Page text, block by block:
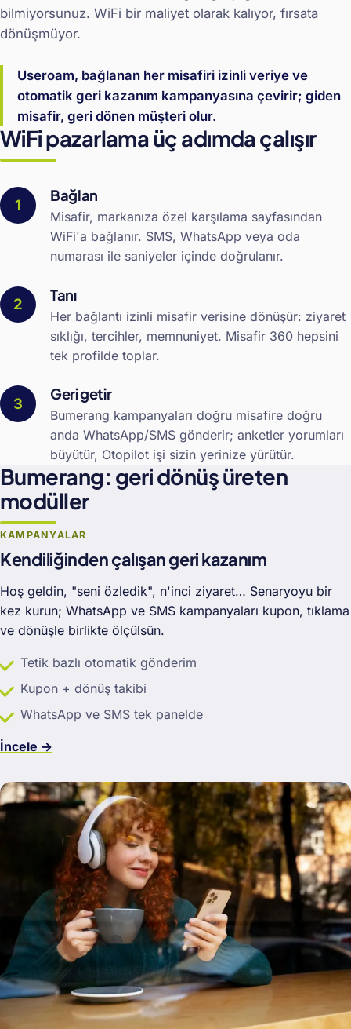
bilmiyorsunuz. WiFi bir maliyet olarak kalıyor, fırsata
dönüşmüyor.
Useroam, bağlanan her misafiri izinli veriye ve
otomatik geri kazanım kampanyasına çevirir; giden
misafir, geri dönen müşteri olur.
WiFi pazarlama üç adımda çalışır
Bağlan
Misafir, markanıza özel karşılama sayfasından
WiFi'a bağlanır. SMS, WhatsApp veya oda
numarası ile saniyeler içinde doğrulanır.
Tanı
Her bağlantı izinli misafir verisine dönüşür: ziyaret
sıklığı, tercihler, memnuniyet. Misafir 360 hepsini
tek profilde toplar.
Geri getir
Bumerang kampanyaları doğru misafire doğru
anda WhatsApp/SMS gönderir; anketler yorumları
büyütür, Otopilot işi sizin yerinize yürütür.
Bumerang: geri dönüş üreten
modüller
KAMPANYALAR
Kendiliğinden çalışan geri kazanım
Hoş geldin, "seni özledik", n'inci ziyaret… Senaryoyu bir
kez kurun; WhatsApp ve SMS kampanyaları kupon, tıklama
ve dönüşle birlikte ölçülsün.
Tetik bazlı otomatik gönderim
Kupon + dönüş takibi
WhatsApp ve SMS tek panelde
İncele →